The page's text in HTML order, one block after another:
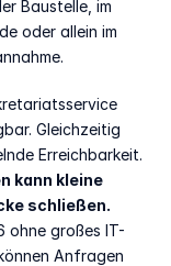
Baustelle, im
oder allein im
Gleichzeitig
kann kleine
ohne großes IT-
Anfragen